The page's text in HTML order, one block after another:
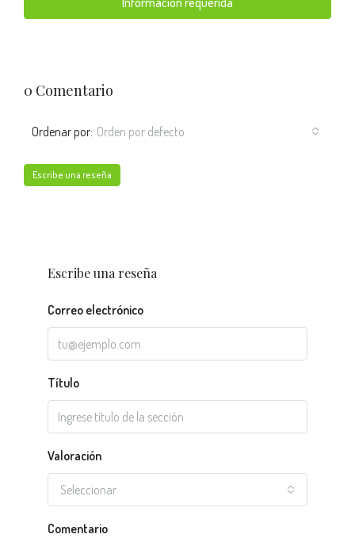
0 Comentario
Ordenar por: Orden por defecto
Escribe una reseña
Escribe una reseña
Correo electrónico
Título
Valoración
Seleccionar
Comentario